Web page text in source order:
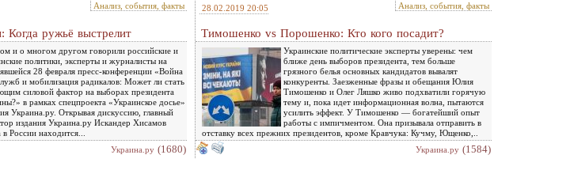
Анализ, события, факты
Когда ружьё выстрелит
и о многом другом говорили российские и
политики, эксперты и журналисты на
28 февраля пресс-конференции «Война
и мобилизация радикалов: Может ли стать
силовой фактор на выборах президента
в рамках спецпроекта «Украинское досье»
Украина.ру. Открывая дискуссию, главный
издания Украина.ру Искандер Хисамов
России находится...
Украина.ру (1680)
28.02.2019 20:05 Анализ, события, факты
Тимошенко vs Порошенко: Кто кого посадит?
Украинские политические эксперты уверены: чем
ближе день выборов президента, тем больше
грязного белья основных кандидатов вывалят
конкуренты. Заезженные фразы и обещания Юлия
Тимошенко и Олег Ляшко живо подхватили горячую
тему и, пока идет информационная волна, пытаются
усилить эффект. У Тимошенко — богатейший опыт
работы с импичментом. Она призывала отправить в
отставку всех прежних президентов, кроме Кравчука: Кучму, Ющенко,..
Украина.ру (1584)